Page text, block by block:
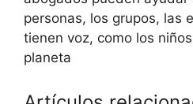
personas, los grupos, las
tienen voz, como los
planeta